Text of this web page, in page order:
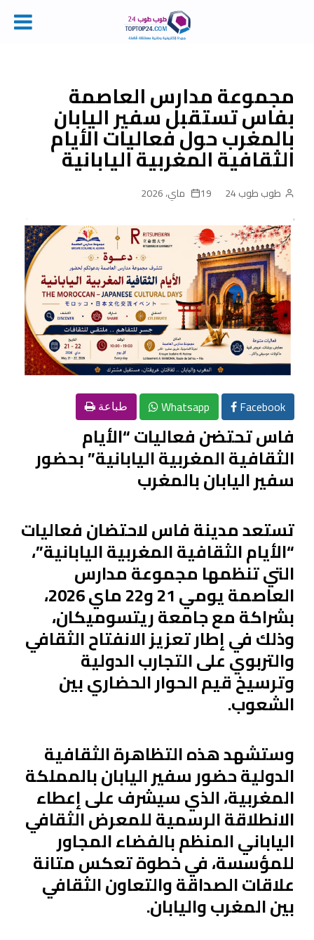
مجموعة مدارس العاصمة
بفاس تستقبل سفير اليابان
بالمغرب حول فعاليات الأيام
الثقافية المغربية اليابانية
طوب طوب 24 19 ماي، 2026
Facebook
Whatsapp طباعة
فاس تحتضن فعاليات “الأيام
الثقافية المغربية اليابانية” بحضور
سفير اليابان بالمغرب
تستعد مدينة فاس لاحتضان فعاليات
“الأيام الثقافية المغربية اليابانية”،
التي تنظمها مجموعة مدارس
العاصمة يومي 21 و22 ماي 2026،
بشراكة مع جامعة ريتسوميكان،
وذلك في إطار تعزيز الانفتاح الثقافي
والتربوي على التجارب الدولية
وترسيخ قيم الحوار الحضاري بين
الشعوب.
وستشهد هذه التظاهرة الثقافية
الدولية حضور سفير اليابان بالمملكة
المغربية، الذي سيشرف على إعطاء
الانطلاقة الرسمية للمعرض الثقافي
الياباني المنظم بالفضاء المجاور
للمؤسسة، في خطوة تعكس متانة
علاقات الصداقة والتعاون الثقافي
بين المغرب واليابان.